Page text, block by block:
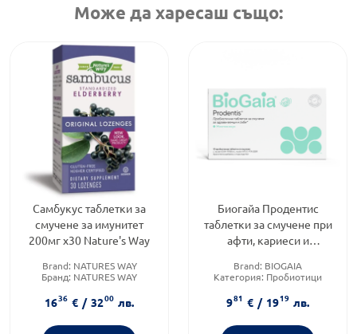
Може да харесаш също:
Самбукус таблетки за
смучене за имунитет
200мг х30 Nature's Way
Brand: NATURES WAY
Бранд: NATURES WAY
за смучене
1636 € / 3200 лв.
Биогайа Продентис
таблетки за смучене при
афти, кариеси и
кухина х10
Brand: BIOGAIA
Категория: Пробиотици
възрастни/деца
981 € / 1919 лв.